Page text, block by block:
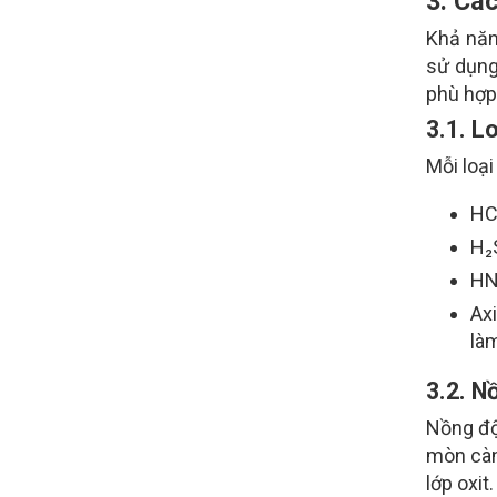
Khả
sử
phù
3.1.
Mỗi
3.2.
Nồng
mòn
lớp oxit.